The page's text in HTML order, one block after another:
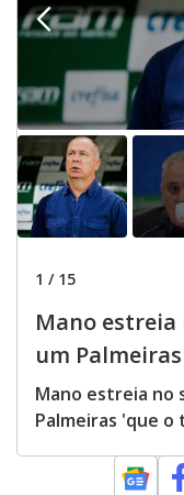
1 / 15
Mano estreia
um
Mano estreia no
Palmeiras 'que